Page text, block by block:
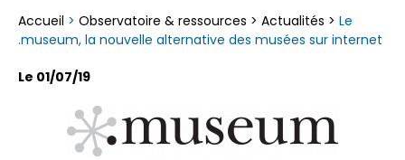
Accueil > Observatoire & ressources > Actualités > Le
.museum, la nouvelle alternative des musées sur internet
Le 01/07/19